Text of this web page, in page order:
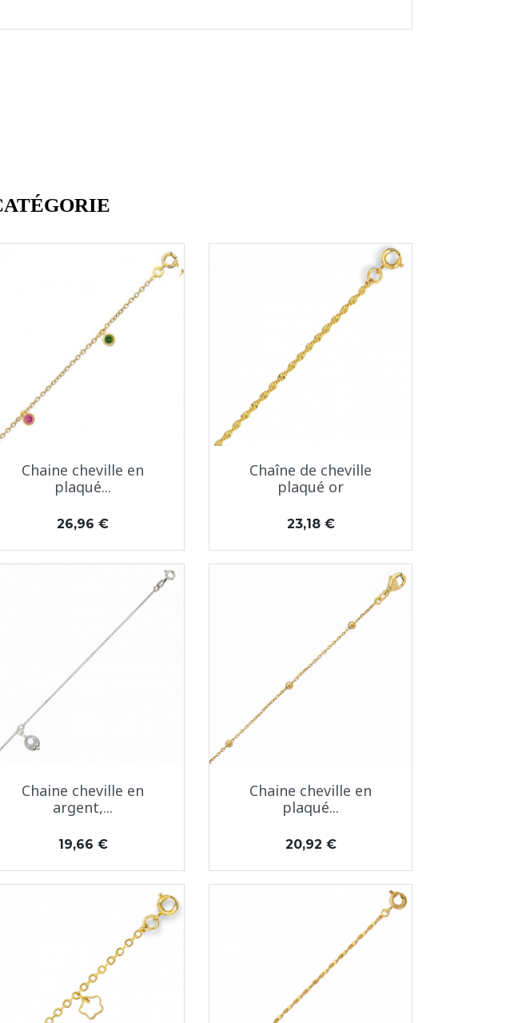
Aperçu rapide
Chaine cheville en
plaqué...
Prix
26,96 €
Aperçu rapide
Chaîne de cheville
plaqué or
Prix
23,18 €
Aperçu rapide
Chaine cheville en
argent,...
Prix
19,66 €
Aperçu rapide
Chaine cheville en
plaqué...
Prix
20,92 €